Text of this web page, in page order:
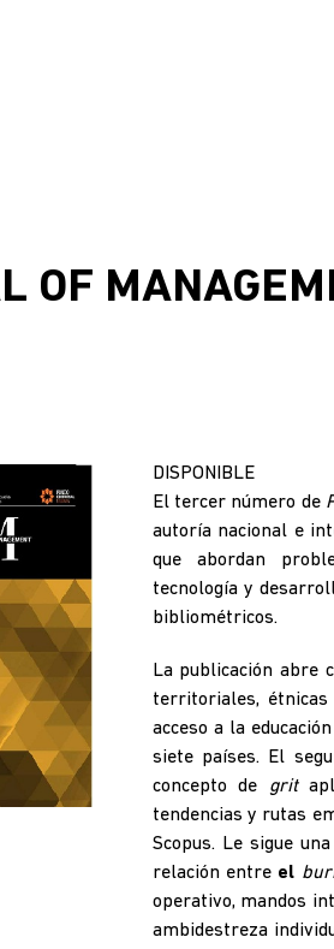
OF
DISPONIBLE
El tercer número de
autoría nacional e
que abordan
tecnología y
bibliométricos.
La publicación
territoriales,
acceso a la
siete países. El
concepto de grit
tendencias y rutas
Scopus. Le sigue
relación entre el
operativo, mandos
ambidestreza